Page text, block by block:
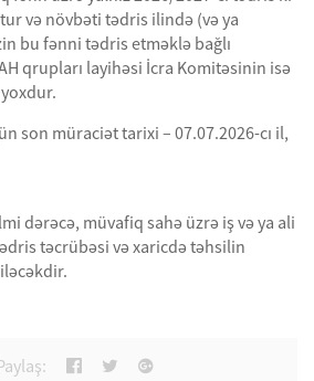
və növbəti tədris ilində (və ya
bu fənni tədris etməklə bağlı
qrupları layihəsi İcra Komitəsinin isə
son müraciət tarixi – 07.07.2026-cı il,
dərəcə, müvafiq sahə üzrə iş və ya ali
təcrübəsi və xaricdə təhsilin